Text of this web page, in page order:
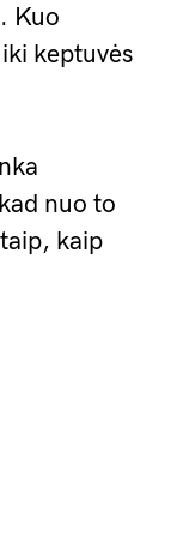
Kuo
keptuvės
nuo to
kaip